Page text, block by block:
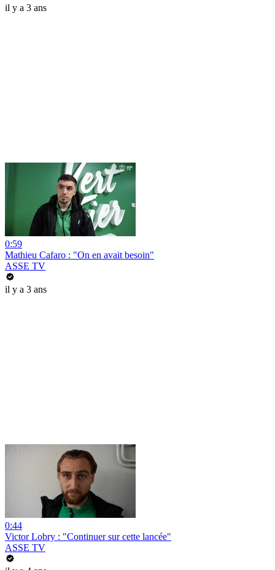
il y a 3 ans
0:59
Mathieu Cafaro : "On en avait besoin"
ASSE TV
il y a 3 ans
0:44
Victor Lobry : "Continuer sur cette lancée"
ASSE TV